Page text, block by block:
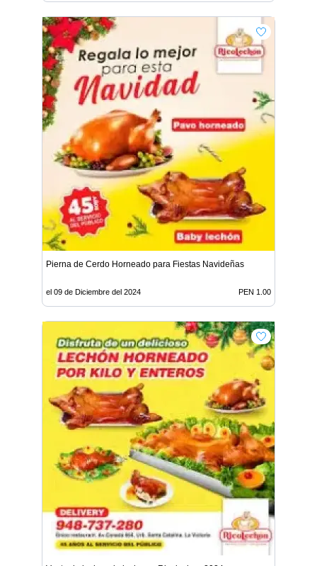
Pierna de Cerdo Horneado para Fiestas Navideñas
el 09 de Diciembre del 2024 PEN 1.00